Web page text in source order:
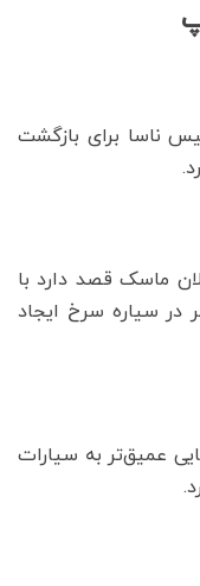
ناسا برای بازگشت
ماسک قصد دارد با
در سیاره سرخ ایجاد
عمیق‌تر به سیارات